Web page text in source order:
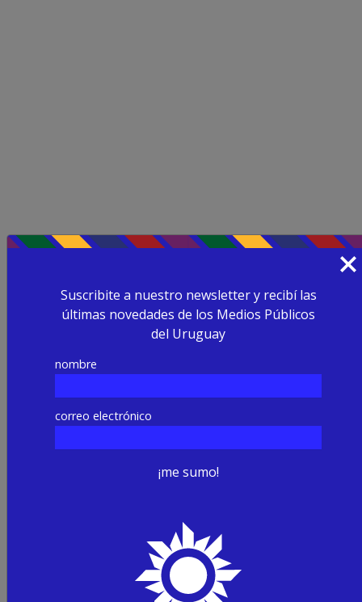
Suscribite a nuestro newsletter y recibí las
últimas novedades de los Medios Públicos
del Uruguay
nombre
correo electrónico